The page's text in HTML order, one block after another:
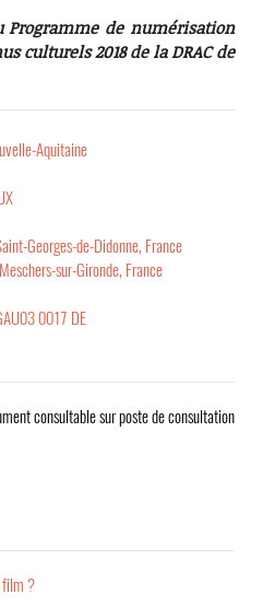
Programme de numérisation
culturels 2018 de la DRAC de
Aquitaine
Georges-de-Didonne, France
sur-Gironde, France
0017 DE
consultable sur poste de consultation
film ?